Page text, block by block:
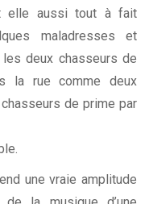
elle aussi tout à fait
maladresses et
deux chasseurs de
la rue comme deux
de prime par
une vraie amplitude